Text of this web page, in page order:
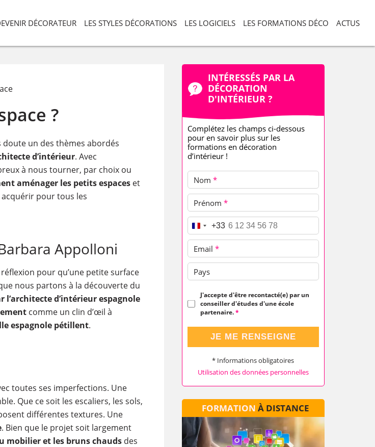
DÉCORATEUR LES STYLES DÉCORATIONS LES LOGICIELS LES FORMATIONS DÉCO ACTUS
?
un des thèmes abordés
d’intérieur. Avec
à nous tourner, par choix ou
aménager les petits espaceset
pour tous les
Appolloni
pour qu’une petite surface
nous partons à la découverte du
l’architecte d’intérieur espagnole
comme un clin d’œil à
espagnole pétillent.
toutes ses imperfections. Une
Que ce soit les escaliers, les sols,
différentes textures. Une
. Bien que le projet soit largement
mobilier et les bruns chaudsdes
INTÉRESSÉS PAR LA
DÉCORATION
D'INTÉRIEUR ?
Complétez les champs ci-dessous
pour en savoir plus sur les
formations en décoration
d’intérieur !
Nom *
Prénom *
Téléphone*
+33
Email *
Pays
J'accepte d'être recontacté(e) par un
conseiller d'études d'une école
partenaire.*
JE ME RENSEIGNE
* Informations obligatoires
Utilisation des données personnelles
FORMATION À DISTANCE